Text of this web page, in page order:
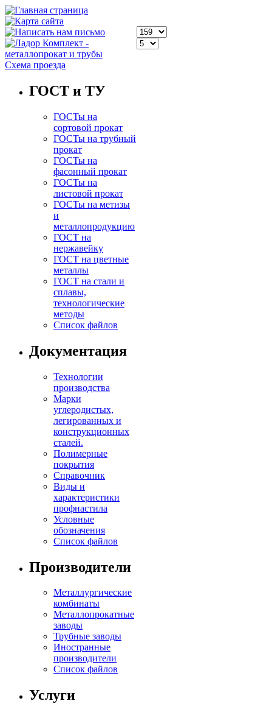
Схема проезда
ГОСТ и ТУ
ГОСТы на
сортовой прокат
ГОСТы на трубный
прокат
ГОСТы на
фасонный прокат
ГОСТы на
листовой прокат
ГОСТы на метизы
и
металлопродукцию
ГОСТ на
нержавейку
ГОСТ на цветные
металлы
ГОСТ на стали и
сплавы,
технологические
методы
Список файлов
Документация
Технологии
производства
Марки
углеродистых,
легированных и
конструкционных
сталей.
Полимерные
покрытия
Справочник
Виды и
характеристики
профнастила
Условные
обозначения
Список файлов
Производители
Металлургические
комбинаты
Металлопрокатные
заводы
Трубные заводы
Иностранные
производители
Список файлов
Услуги